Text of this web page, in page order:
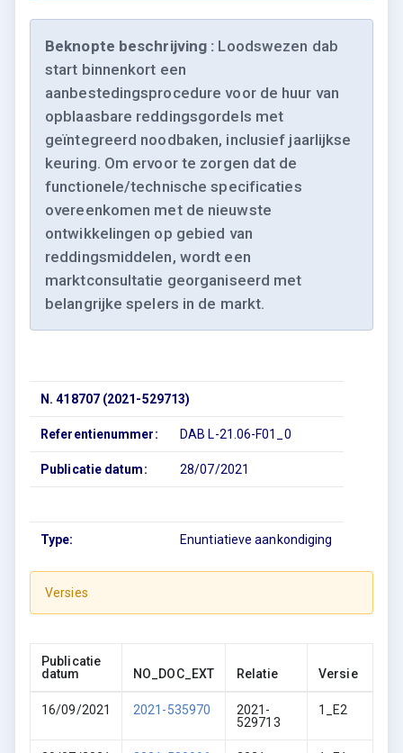
Beknopte beschrijving : Loodswezen dab
start binnenkort een
aanbestedingsprocedure voor de huur van
opblaasbare reddingsgordels met
geïntegreerd noodbaken, inclusief jaarlijkse
keuring. Om ervoor te zorgen dat de
functionele/technische specificaties
overeenkomen met de nieuwste
ontwikkelingen op gebied van
reddingsmiddelen, wordt een
marktconsultatie georganiseerd met
belangrijke spelers in de markt.
N. 418707 (2021-529713)
Referentienummer: DAB L-21.06-F01_0
Publicatie datum: 28/07/2021
Type: Enuntiatieve aankondiging
Versies
Publicatie
datum
NO_DOC_EXT Relatie Versie
16/09/2021 2021-535970
2021-
529713
1_E2